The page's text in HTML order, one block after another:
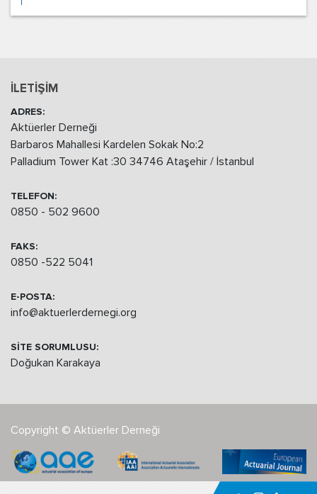
İLETİŞİM
ADRES:
Aktüerler Derneği
Barbaros Mahallesi Kardelen Sokak No:2
Palladium Tower Kat :30 34746 Ataşehir / İstanbul
TELEFON:
0850 - 502 9600
FAKS:
0850 -522 5041
E-POSTA:
info@aktuerlerdernegi.org
SİTE SORUMLUSU:
Doğukan Karakaya
Copyright © Aktüerler Derneği